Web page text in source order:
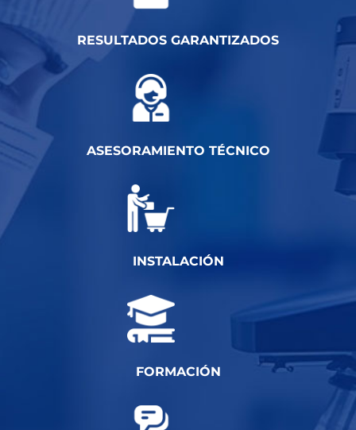
RESULTADOS GARANTIZADOS
ASESORAMIENTO TÉCNICO
INSTALACIÓN
FORMACIÓN